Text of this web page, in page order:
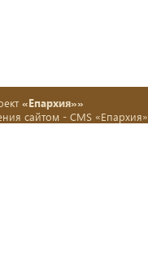
«Епархия»»
сайтом - CMS «Епархия»